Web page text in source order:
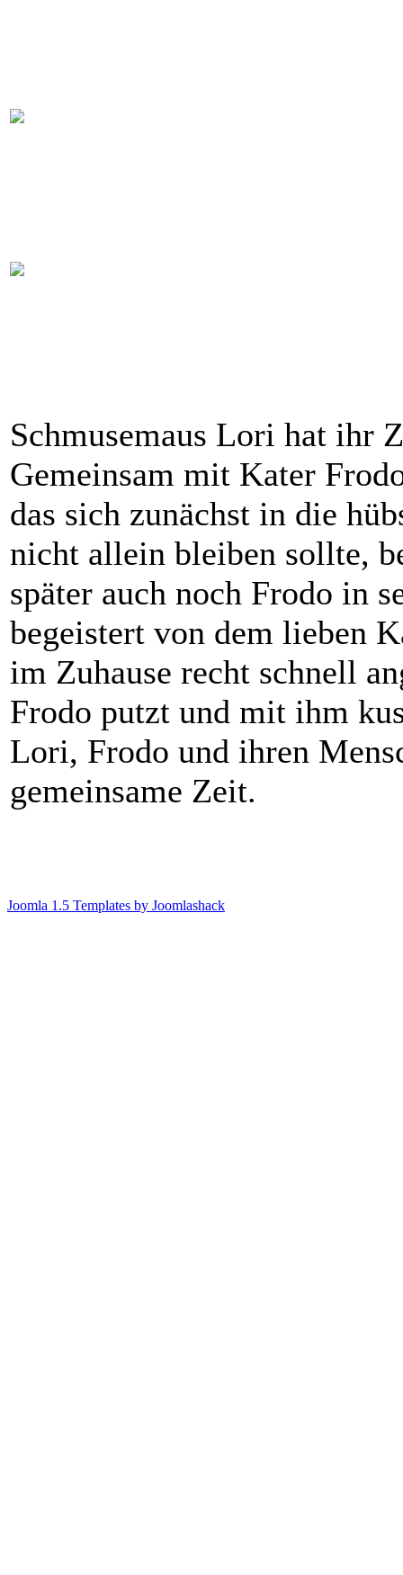
Schmusemaus Lori hat ihr
Gemeinsam mit Kater
das sich zunächst in die
nicht allein bleiben sollte,
später auch noch Frodo in
begeistert von dem lieben
im Zuhause recht schnell
Frodo putzt und mit ihm
Lori, Frodo und ihren
gemeinsame Zeit.
Joomla 1.5 Templates by Joomlashack